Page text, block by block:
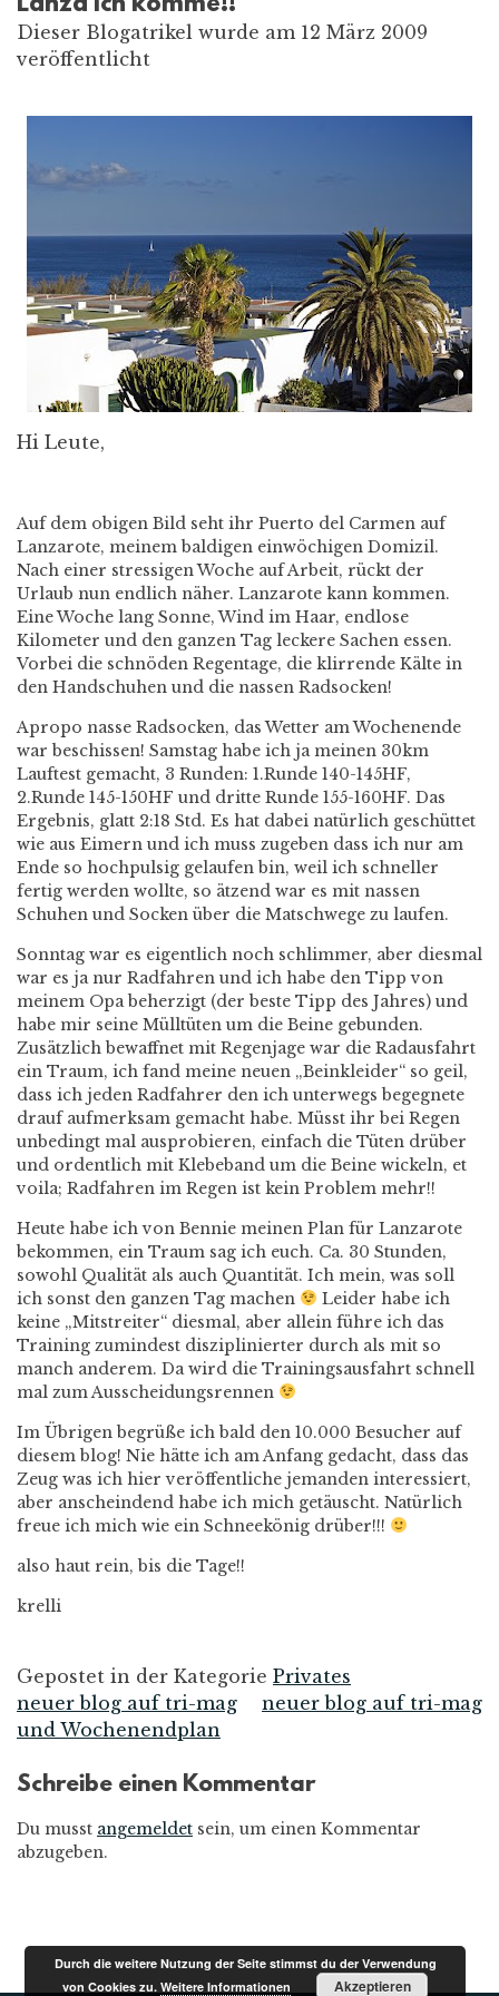
Dieser Blogatrikel wurde am 12 März 2009
veröffentlicht
Hi Leute,
Auf dem obigen Bild seht ihr Puerto del Carmen auf
Lanzarote, meinem baldigen einwöchigen Domizil.
Nach einer stressigen Woche auf Arbeit, rückt der
Urlaub nun endlich näher. Lanzarote kann kommen.
Eine Woche lang Sonne, Wind im Haar, endlose
Kilometer und den ganzen Tag leckere Sachen essen.
Vorbei die schnöden Regentage, die klirrende Kälte in
den Handschuhen und die nassen Radsocken!
Apropo nasse Radsocken, das Wetter am Wochenende
war beschissen! Samstag habe ich ja meinen 30km
Lauftest gemacht, 3 Runden: 1.Runde 140-145HF,
2.Runde 145-150HF und dritte Runde 155-160HF. Das
Ergebnis, glatt 2:18 Std. Es hat dabei natürlich geschüttet
wie aus Eimern und ich muss zugeben dass ich nur am
Ende so hochpulsig gelaufen bin, weil ich schneller
fertig werden wollte, so ätzend war es mit nassen
Schuhen und Socken über die Matschwege zu laufen.
Sonntag war es eigentlich noch schlimmer, aber diesmal
war es ja nur Radfahren und ich habe den Tipp von
meinem Opa beherzigt (der beste Tipp des Jahres) und
habe mir seine Mülltüten um die Beine gebunden.
Zusätzlich bewaffnet mit Regenjage war die Radausfahrt
ein Traum, ich fand meine neuen „Beinkleider“ so geil,
dass ich jeden Radfahrer den ich unterwegs begegnete
drauf aufmerksam gemacht habe. Müsst ihr bei Regen
unbedingt mal ausprobieren, einfach die Tüten drüber
und ordentlich mit Klebeband um die Beine wickeln, et
voila; Radfahren im Regen ist kein Problem mehr!!
Heute habe ich von Bennie meinen Plan für Lanzarote
bekommen, ein Traum sag ich euch. Ca. 30 Stunden,
sowohl Qualität als auch Quantität. Ich mein, was soll
ich sonst den ganzen Tag machen
Leider habe ich
keine „Mitstreiter“ diesmal, aber allein führe ich das
Training zumindest disziplinierter durch als mit so
manch anderem. Da wird die Trainingsausfahrt schnell
mal zum Ausscheidungsrennen
Im Übrigen begrüße ich bald den 10.000 Besucher auf
diesem blog! Nie hätte ich am Anfang gedacht, dass das
Zeug was ich hier veröffentliche jemanden interessiert,
aber anscheindend habe ich mich getäuscht. Natürlich
freue ich mich wie ein Schneekönig drüber!!!
also haut rein, bis die Tage!!
krelli
Gepostet in der Kategorie Privates
Beitrags-
Navigation
neuer blog auf tri-mag
und Wochenendplan
neuer blog auf tri-mag
Schreibe einen Kommentar
Du musst angemeldet sein, um einen Kommentar
abzugeben.
Durch die weitere Nutzung der Seite stimmst du der Verwendung
von Cookies zu.Weitere Informationen Akzeptieren